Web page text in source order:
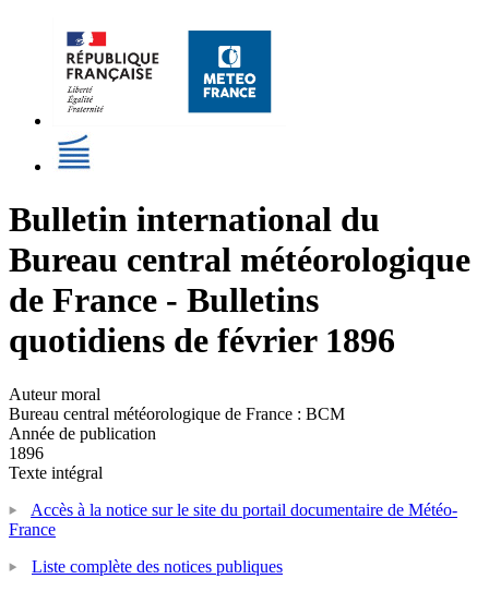
Bulletin international du
Bureau central météorologique
de France - Bulletins
quotidiens de février 1896
Auteur moral
Bureau central météorologique de France : BCM
Année de publication
1896
Texte intégral
Accès à la notice sur le site du portail documentaire de Météo-
France
Liste complète des notices publiques